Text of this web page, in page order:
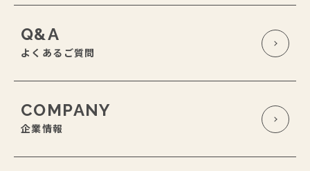
Q&A
よくあるご質問
COMPANY
企業情報